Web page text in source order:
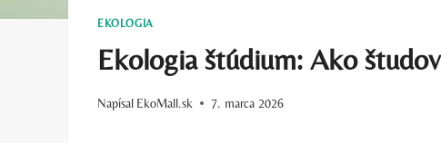
EKOLOGIA
Ekologia štúdium: Ako
Napísal EkoMall.sk 7. marca 2026